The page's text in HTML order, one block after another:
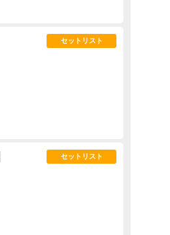
セットリスト
セットリスト